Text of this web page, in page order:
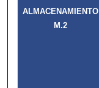
ALMACENAMIENTO
M.2